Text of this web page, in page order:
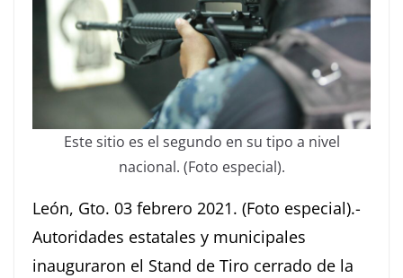
Este sitio es el segundo en su tipo a nivel
nacional. (Foto especial).
León, Gto. 03 febrero 2021. (Foto especial).-
Autoridades estatales y municipales
inauguraron el Stand de Tiro cerrado de la